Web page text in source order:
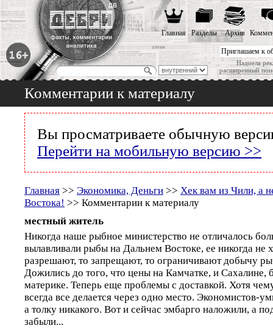
Приглашаем к
Надоела
расширенный
Главная Разделы Архив
Комментарии к материалу
Вы просматриваете обычную
Перейти на мобильную версию >>
Главная >> Экономика, Деньги >> Хек вам из Чили, а
Востока! >> Комментарии к материалу
местный житель
Никогда наше рыбное министерство не отличалось
вылавливали рыбы на Дальнем Востоке, ее никогда не
разрешают, то запрещают, то ограничивают добычу
Дожились до того, что цены на Камчатке, и Сахалине,
материке. Теперь еще проблемы с доставкой. Хотя
всегда все делается через одно место. Экономистов-
а толку никакого. Вот и сейчас эмбарго наложили, а
забыли...